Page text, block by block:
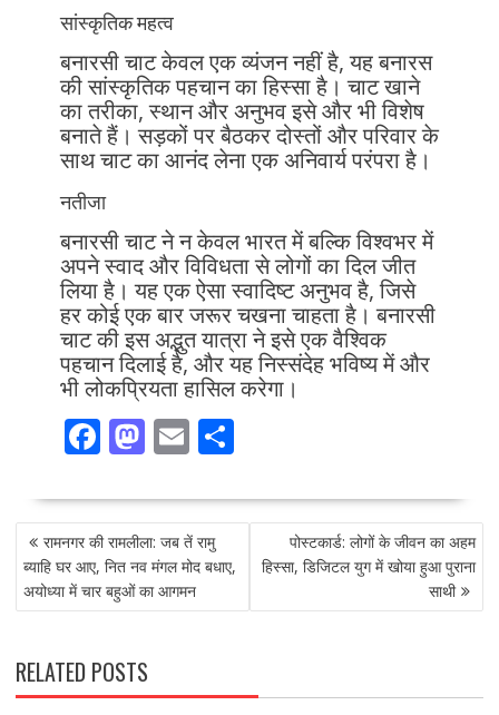
सांस्कृतिक महत्व
बनारसी चाट केवल एक व्यंजन नहीं है, यह बनारस
की सांस्कृतिक पहचान का हिस्सा है। चाट खाने
का तरीका, स्थान और अनुभव इसे और भी विशेष
बनाते हैं। सड़कों पर बैठकर दोस्तों और परिवार के
साथ चाट का आनंद लेना एक अनिवार्य परंपरा है।
नतीजा
बनारसी चाट ने न केवल भारत में बल्कि विश्वभर में
अपने स्वाद और विविधता से लोगों का दिल जीत
लिया है। यह एक ऐसा स्वादिष्ट अनुभव है, जिसे
हर कोई एक बार जरूर चखना चाहता है। बनारसी
चाट की इस अद्भुत यात्रा ने इसे एक वैश्विक
पहचान दिलाई है, और यह निस्संदेह भविष्य में और
भी लोकप्रियता हासिल करेगा।
F
e
b
o
o
k
M
to
d
o
n
E
ai
l
S
ar
POST
NAVIGATION
रामनगर की रामलीला: जब तें रामु
ब्याहि घर आए, नित नव मंगल मोद बधाए,
अयोध्या में चार बहुओं का आगमन
पोस्टकार्ड: लोगों के जीवन का अहम
हिस्सा, डिजिटल युग में खोया हुआ पुराना
साथी
RELATED POSTS